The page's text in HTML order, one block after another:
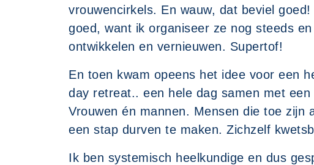
vrouwencirkels. En wauw, dat beviel
goed, want ik organiseer ze nog steeds
ontwikkelen en vernieuwen. Supertof!
En toen kwam opeens het idee voor een
day retreat.. een hele dag samen met
Vrouwen én mannen. Mensen die toe zijn
een stap durven te maken. Zichzelf
Ik ben systemisch heelkundige en dus